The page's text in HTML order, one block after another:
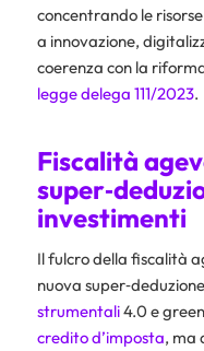
concentrando le
a innovazione,
coerenza con la
legge delega 111/2023.
Fiscalità
investimenti
Il fulcro della fiscalità
nuova
strumentali4.0 e
credito d’imposta, ma